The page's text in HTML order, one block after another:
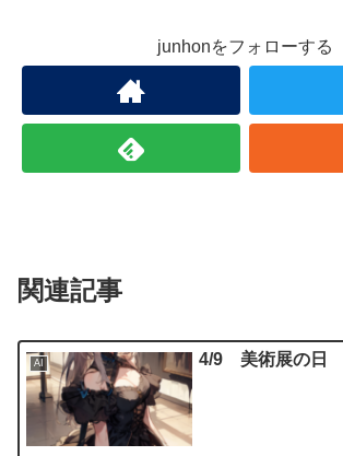
junhonをフォローする
関連記事
AI 4/9 美術展の日